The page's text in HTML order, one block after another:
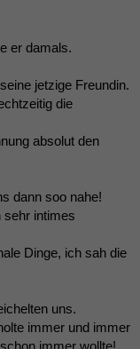
er damals.
jetzige Freundin.
die
absolut den
dann soo nahe!
sehr intimes
Dinge, ich sah die
uns.
immer und immer
immer wollte!